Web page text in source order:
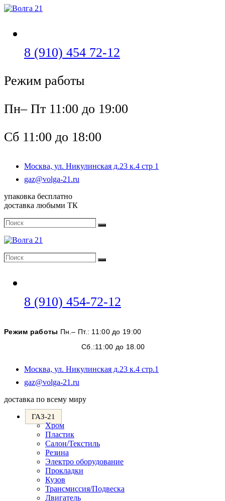
Перейти
8 (910) 454 72-12
Режим работы
Пн– Пт 11:00 до 19:00
Сб 11:00 до 18:00
Москва, ул. Никулинская д.23 к.4 стр 1
gaz@volga-21.ru
упаковка бесплатно
доставка любыми ТК
Поиск
Поиск
Поиск
Поиск
8 (910) 454-72-12
вашем
приложении
Режим работы Пн.– Пт.: 11:00 до 19:00
Сб.:11:00 до 18.00
Москва, ул. Никулинская д.23 к.4 стр.1
gaz@volga-21.ru
вашем
доставка по всему миру
ГАЗ-21
Хром
Пластик
Салон/Текстиль
Резина
Электро оборудование
Прокладки
Кузов
Трансмиссия/Подвеска
Двигатель